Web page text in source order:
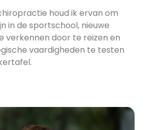
houd ik ervan om
in de sportschool, nieuwe
verkennen door te reizen en
vaardigheden te testen